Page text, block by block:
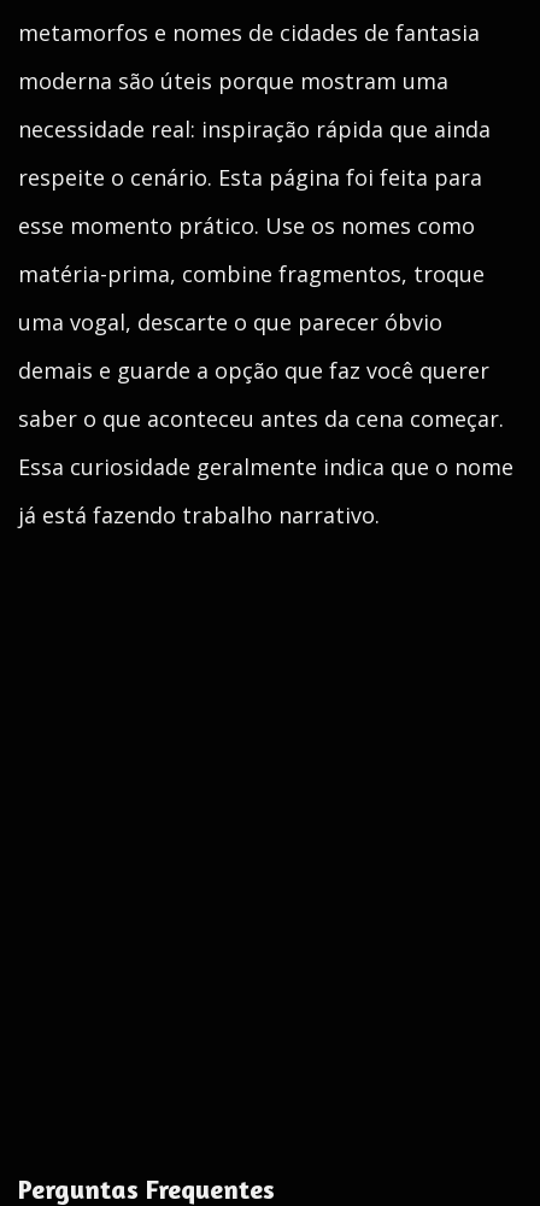
metamorfos e nomes de cidades de fantasia
moderna são úteis porque mostram uma
necessidade real: inspiração rápida que ainda
respeite o cenário. Esta página foi feita para
esse momento prático. Use os nomes como
matéria-prima, combine fragmentos, troque
uma vogal, descarte o que parecer óbvio
demais e guarde a opção que faz você querer
saber o que aconteceu antes da cena começar.
Essa curiosidade geralmente indica que o nome
já está fazendo trabalho narrativo.
Perguntas Frequentes